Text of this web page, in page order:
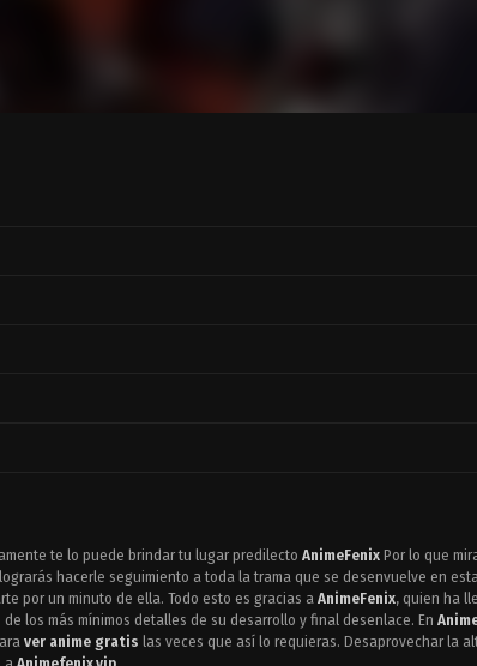
te lo puede brindar tu lugar predilecto AnimeFenix Por lo que
hacerle seguimiento a toda la trama que se desenvuelve en
por un minuto de ella. Todo esto es gracias a AnimeFenix, quien ha
los más mínimos detalles de su desarrollo y final desenlace. En
ver anime gratis las veces que así lo requieras. Desaprovechar la